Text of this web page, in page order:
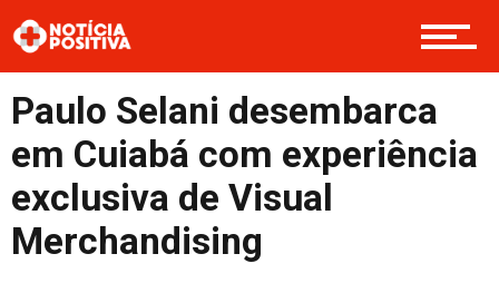
Boas Ações
Opinião
Cultura
Paulo Selani desembarca
em Cuiabá com experiência
exclusiva de Visual
Merchandising